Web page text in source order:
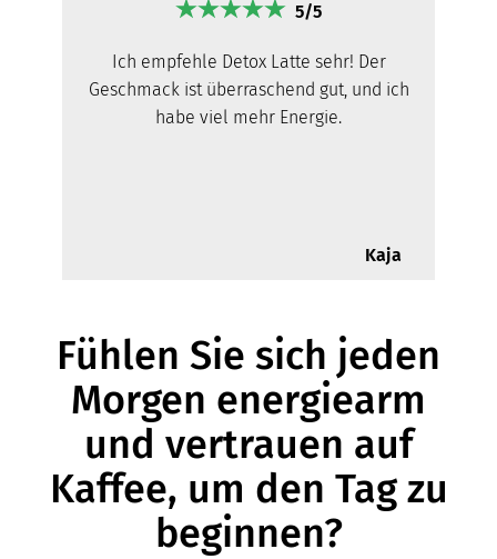
5/5
Ich empfehle Detox Latte sehr! Der
Geschmack ist überraschend gut, und ich
habe viel mehr Energie.
Kaja
Fühlen Sie sich jeden
Morgen energiearm
und vertrauen auf
Kaffee, um den Tag zu
beginnen?